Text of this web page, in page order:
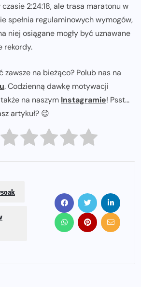
2:24:18, ale trasa maratonu w
spełnia regulaminowych wymogów,
niej osiągane mogły być uznawane
rekordy.
zawsze na bieżąco? Polub nas na
. Codzienną dawkę motywacji
na naszym Instagramie! Psst...
artykuł? 😉